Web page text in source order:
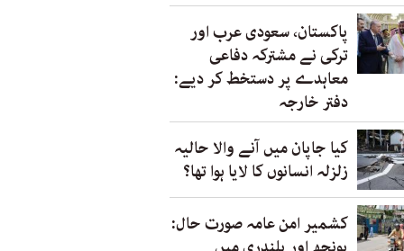
پاکستان، سعودی عرب اور
ترکی نے مشترکہ دفاعی
معاہدے پر دستخط کر دیے:
دفتر خارجہ
کیا جاپان میں آنے والا حالیہ
زلزلہ انسانوں کا لایا ہوا تھا؟
کشمیر امن عامہ صورت حال: